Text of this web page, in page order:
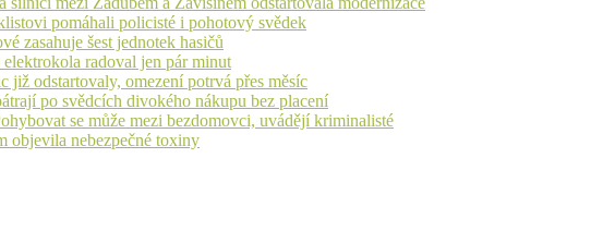
pomáhali policisté i pohotový svědek
zasahuje šest jednotek hasičů
radoval jen pár minut
odstartovaly, omezení potrvá přes měsíc
po svědcích divokého nákupu bez placení
se může mezi bezdomovci, uvádějí kriminalisté
objevila nebezpečné toxiny